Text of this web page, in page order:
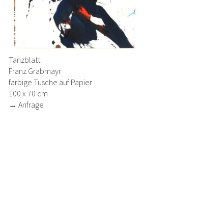
Tanzblatt
Franz Grabmayr
farbige Tusche auf Papier
100 x 70 cm
→ Anfrage